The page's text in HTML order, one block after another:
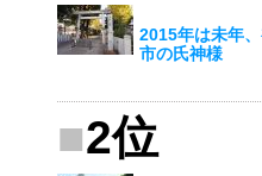
2015年は未年
市の氏神様
■2位